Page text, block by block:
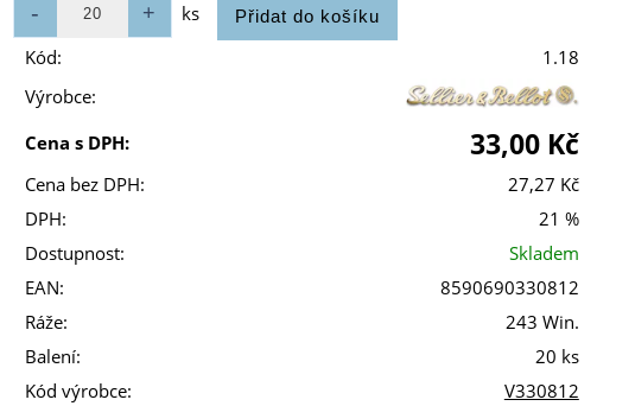
ks
Kód:
1.18
Výrobce:
Cena s DPH:
33,00 Kč
Cena bez DPH:
27,27 Kč
DPH:
21 %
Dostupnost:
Skladem
EAN:
8590690330812
Ráže:
243 Win.
Balení:
20 ks
Kód výrobce:
V330812